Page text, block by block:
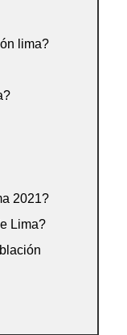
lima?
2021?
Lima?